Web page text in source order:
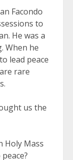
Facondo
to
He was a
When he
lead peace
rare
us the
Holy Mass